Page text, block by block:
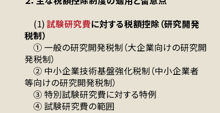
(1) 試験研究費に対する税額控除（研究開発
税制）
① 一般の研究開発税制（大企業向けの研究開
発税制）
② 中小企業技術基盤強化税制（中小企業者
等向けの研究開発税制）
③ 特別試験研究費に対する特例
④ 試験研究費の範囲